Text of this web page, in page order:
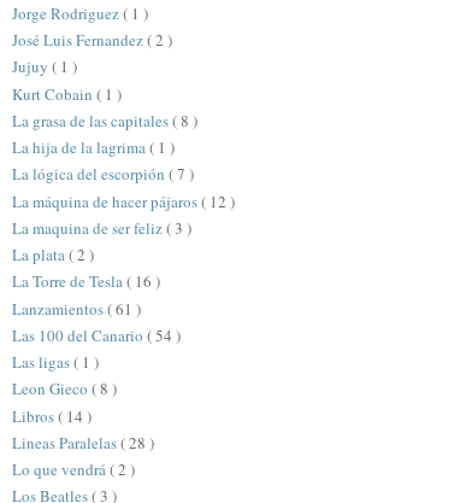
Jorge Rodriguez( 1 )
José Luis Fernandez( 2 )
Jujuy ( 1 )
Kurt Cobain ( 1 )
La grasa de las capitales( 8 )
La hija de la lagrima( 1 )
La lógica del escorpión ( 7 )
La máquina de hacer pájaros( 12 )
La maquina de ser feliz( 3 )
La plata( 2 )
La Torre de Tesla( 16 )
Lanzamientos( 61 )
Las 100 del Canario ( 54 )
Las ligas( 1 )
Leon Gieco ( 8 )
Libros( 14 )
Lineas Paralelas( 28 )
Lo que vendrá( 2 )
Los Beatles( 3 )